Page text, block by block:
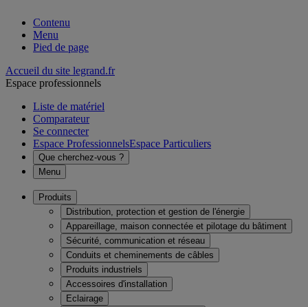
Contenu
Menu
Pied de page
Accueil du site legrand.fr
Espace professionnels
Liste de matériel
Comparateur
Se connecter
Espace ProfessionnelsEspace Particuliers
Que cherchez-vous ?
Menu
Produits
Distribution, protection et gestion de l'énergie
Appareillage, maison connectée et pilotage du bâtiment
Sécurité, communication et réseau
Conduits et cheminements de câbles
Produits industriels
Accessoires d'installation
Eclairage